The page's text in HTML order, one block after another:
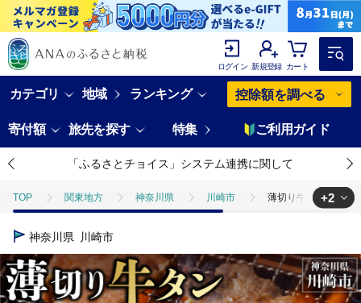
ログイン 新規登録 カート
カテゴリ 地域 ランキング 控除額を調べる
寄付額 旅先を探す 特集 ご利用ガイド
「ふるさとチョイス」システム連携に関して
TOP 関東地方 神奈川県 川崎市 薄切り牛タンねぎ塩
TOP
TOP 肉 牛肉 焼肉(牛肉) 薄切り牛タンねぎ塩 0.3kg (
+2
神奈川県 川崎市